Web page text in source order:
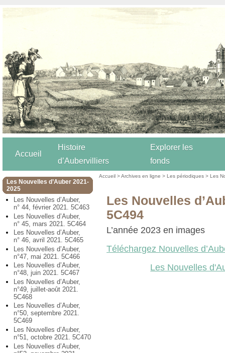
Accueil
Histoire
d’Aubervilliers
Explorer les
fonds
Les Nouvelles d’Auber 2021-
2025
Les Nouvelles d’Auber,
n° 44, février 2021. 5C463
Les Nouvelles d’Auber,
n° 45, mars 2021. 5C464
Les Nouvelles d’Auber,
n° 46, avril 2021. 5C465
Les Nouvelles d’Auber,
n°47, mai 2021. 5C466
Les Nouvelles d’Auber,
n°48, juin 2021. 5C467
Les Nouvelles d’Auber,
n°49, juillet-août 2021.
5C468
Les Nouvelles d’Auber,
n°50, septembre 2021.
5C469
Les Nouvelles d’Auber,
n°51, octobre 2021. 5C470
Les Nouvelles d’Auber,
Accueil >Archives en ligne >Les périodiques >Les
Les Nouvelles
5C494
L’année 2023 en images
Téléchargez Nouvelles
Les Nouvelles